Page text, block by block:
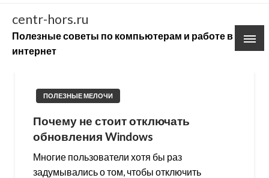
Skip
content
centr-hors.ru
Полезные советы по компьютерам и работе в
интернет
ПОЛЕЗНЫЕ МЕЛОЧИ
Почему не стоит отключать
обновления Windows
Многие пользователи хотя бы раз
задумывались о том, чтобы отключить